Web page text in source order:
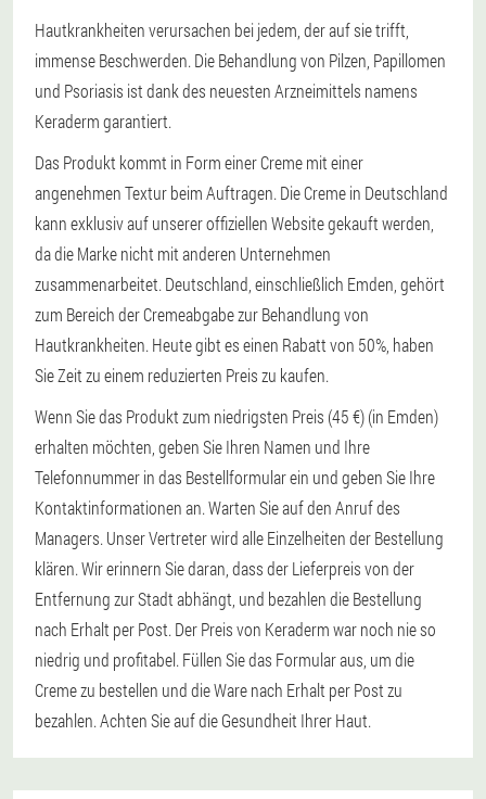
Hautkrankheiten verursachen bei jedem, der auf sie trifft,
immense Beschwerden. Die Behandlung von Pilzen, Papillomen
und Psoriasis ist dank des neuesten Arzneimittels namens
Keraderm garantiert.
Das Produkt kommt in Form einer Creme mit einer
angenehmen Textur beim Auftragen. Die Creme in Deutschland
kann exklusiv auf unserer offiziellen Website gekauft werden,
da die Marke nicht mit anderen Unternehmen
zusammenarbeitet. Deutschland, einschließlich Emden, gehört
zum Bereich der Cremeabgabe zur Behandlung von
Hautkrankheiten. Heute gibt es einen Rabatt von 50%, haben
Sie Zeit zu einem reduzierten Preis zu kaufen.
Wenn Sie das Produkt zum niedrigsten Preis (45 €) (in Emden)
erhalten möchten, geben Sie Ihren Namen und Ihre
Telefonnummer in das Bestellformular ein und geben Sie Ihre
Kontaktinformationen an. Warten Sie auf den Anruf des
Managers. Unser Vertreter wird alle Einzelheiten der Bestellung
klären. Wir erinnern Sie daran, dass der Lieferpreis von der
Entfernung zur Stadt abhängt, und bezahlen die Bestellung
nach Erhalt per Post. Der Preis von Keraderm war noch nie so
niedrig und profitabel. Füllen Sie das Formular aus, um die
Creme zu bestellen und die Ware nach Erhalt per Post zu
bezahlen. Achten Sie auf die Gesundheit Ihrer Haut.